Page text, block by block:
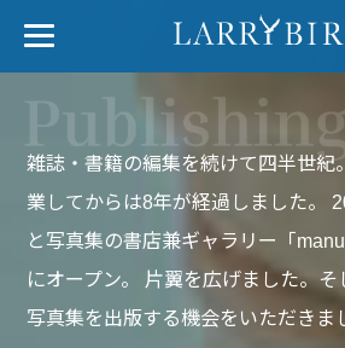
雑誌・書籍の編集を続けて四半世紀
業してからは8年が経過しました。
と写真集の書店兼ギャラリー「
にオープン。
片翼を広げました。そ
写真集を出版する機会をいただきま